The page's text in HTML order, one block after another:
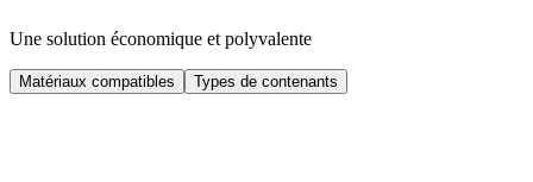
Une solution économique et polyvalente
Matériaux compatibles Types de contenants